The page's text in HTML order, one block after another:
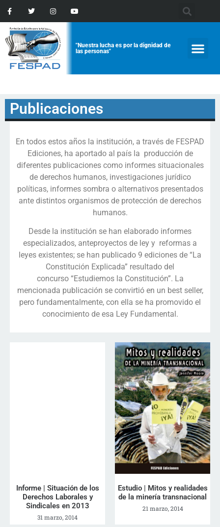
"Nuestra lucha es por la dignidad de
las personas"
Publicaciones
En todos estos años la institución, a través de FESPAD
Ediciones, ha aportado al país la producción de
diferentes publicaciones como informes situacionales
de derechos humanos, investigaciones jurídico
políticas, informes sombra o alternativos presentados
ante distintos organismos de protección de derechos
humanos.
Desde la institución se han elaborado informes
especializados, anteproyectos de ley y reformas a
leyes existentes; se han publicado 9 ediciones de “La
Constitución Explicada” resultado del
concurso “Estudiemos la Constitución”. La
mencionada publicación se convirtió en un best seller,
pero fundamentalmente, con ella se ha promovido el
conocimiento de esa Ley Fundamental.
Informe | Situación de los
Derechos Laborales y
Sindicales en 2013
31 marzo, 2014
Estudio | Mitos y realidades
de la minería transnacional
21 marzo, 2014